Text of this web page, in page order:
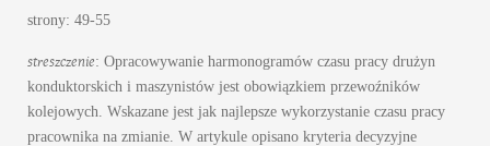
strony: 49-55
streszczenie: Opracowywanie harmonogramów czasu pracy drużyn
konduktorskich i maszynistów jest obowiązkiem przewoźników
kolejowych. Wskazane jest jak najlepsze wykorzystanie czasu pracy
pracownika na zmianie. W artykule opisano kryteria decyzyjne